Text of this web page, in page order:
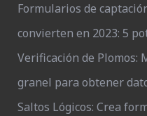
Formularios de
convierten en 2023: 5
Verificación de Plomos:
granel para obtener
Saltos Lógicos: Crea